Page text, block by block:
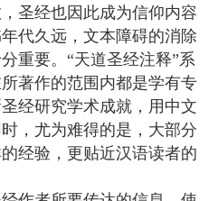
圣经也因此成为信仰内容
代久远，文本障碍的消除
重要。“天道圣经注释”系
著作的范围内都是学有专
经研究学术成就，用中文
，尤为难得的是，大部分
经验，更贴近汉语读者的